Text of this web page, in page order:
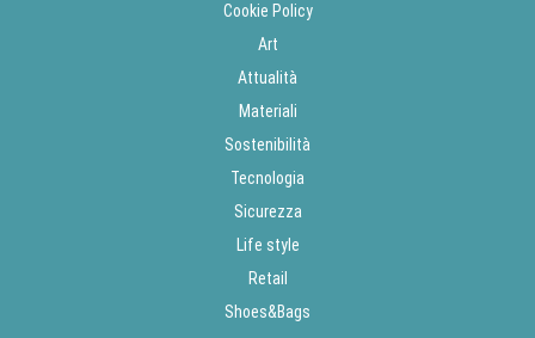
Cookie Policy
Art
Attualità
Materiali
Sostenibilità
Tecnologia
Sicurezza
Life style
Retail
Shoes&Bags